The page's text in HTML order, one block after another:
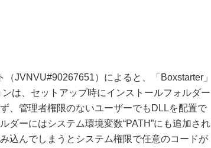
JVNVU#90267651）によると、「Boxstarter」
は、セットアップ時にインストールフォルダー
、管理者権限のないユーザーでもDLLを配置で
ダーにはシステム環境変数“PATH”にも追加され
込んでしまうとシステム権限で任意のコードが